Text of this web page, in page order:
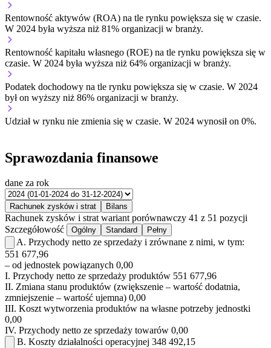
Rentowność aktywów (ROA) na tle rynku powiększa się w czasie.
W 2024 była wyższa niż 81% organizacji w branży.
Rentowność kapitału własnego (ROE) na tle rynku powiększa się w
czasie. W 2024 była wyższa niż 64% organizacji w branży.
Podatek dochodowy na tle rynku powiększa się w czasie. W 2024
był on wyższy niż 86% organizacji w branży.
Udział w rynku nie zmienia się w czasie. W 2024 wynosił on 0%.
Sprawozdania finansowe
dane za rok
Rachunek zysków i strat Bilans
Rachunek zysków i strat wariant porównawczy 41 z 51 pozycji
Szczegółowość
Ogólny Standard Pełny
A. Przychody netto ze sprzedaży i zrównane z nimi, w tym:
551 677,96
– od jednostek powiązanych 0,00
I. Przychody netto ze sprzedaży produktów 551 677,96
II. Zmiana stanu produktów (zwiększenie – wartość dodatnia,
zmniejszenie – wartość ujemna) 0,00
III. Koszt wytworzenia produktów na własne potrzeby jednostki
0,00
IV. Przychody netto ze sprzedaży towarów 0,00
B. Koszty działalności operacyjnej 348 492,15